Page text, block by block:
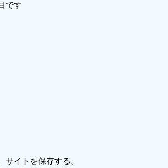
です
イトを保存する。